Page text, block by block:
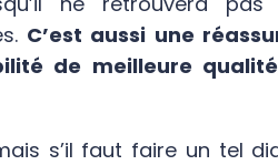
C’est aussi une
de meilleure
s’il faut faire un tel